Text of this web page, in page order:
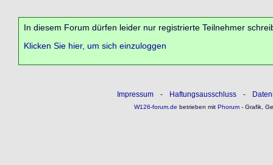
In diesem Forum dürfen leider nur registrierte Teilnehmer
Klicken Sie hier, um sich einzuloggen
Impressum - Haftungsausschluss -
W126-forum.de betrieben mitPhorum- Grafik,